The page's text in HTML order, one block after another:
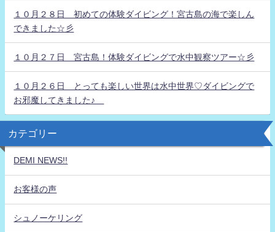
１０月２８日 初めての体験ダイビング！宮古島の海で楽しん
できました☆彡
１０月２７日 宮古島！体験ダイビングで水中観察ツアー☆彡
１０月２６日 とっても楽しい世界は水中世界♡ダイビングで
お邪魔してきました♪
カテゴリー
DEMI NEWS!!
お客様の声
シュノーケリング